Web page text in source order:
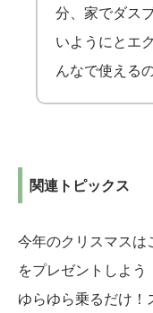
分、家でダス
いようにとエ
んなで使える
関連トピックス
今年のクリスマスは
をプレゼントしよう
ゆらゆら乗るだけ